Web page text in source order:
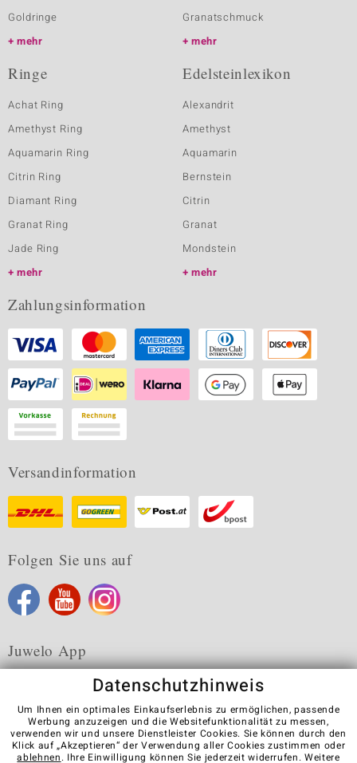
Goldringe
mehr
Granatschmuck
mehr
Ringe
Achat Ring
Amethyst Ring
Aquamarin Ring
Citrin Ring
Diamant Ring
Granat Ring
Jade Ring
mehr
Edelsteinlexikon
Alexandrit
Amethyst
Aquamarin
Bernstein
Citrin
Granat
Mondstein
mehr
Zahlungsinformation
Versandinformation
Folgen Sie uns auf
Juwelo App
Karriere AGB Datenschutz Cookies
Impressum
Kontakt
Vertrag widerrufen
Datenschutzhinweis
Um Ihnen ein optimales Einkaufserlebnis zu ermöglichen, passende
Werbung anzuzeigen und die Websitefunktionalität zu messen,
verwenden wir und unsere Dienstleister Cookies. Sie können durch den
Klick auf „Akzeptieren“ der Verwendung aller Cookies zustimmen oder
ablehnen. Ihre Einwilligung können Sie jederzeit widerrufen. Weitere